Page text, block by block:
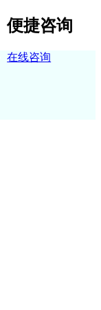
便捷咨询
在线咨询